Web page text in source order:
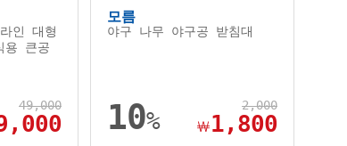
인 대형
용 큰공
49,000
모름
야구 나무 야구공 받침대
10%
2,000
￦1,800